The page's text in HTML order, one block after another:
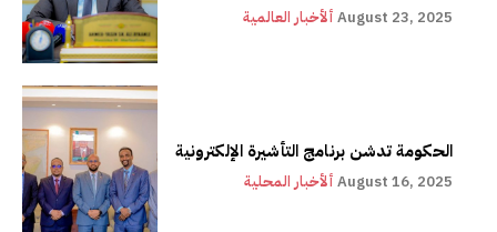
ألأخبار العالمية August 23, 2025
الحكومة تدشن برنامج التأشيرة الإلكترونية
ألأخبار المحلية August 16, 2025